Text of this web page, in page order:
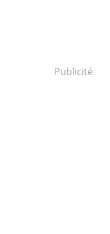
Publicité